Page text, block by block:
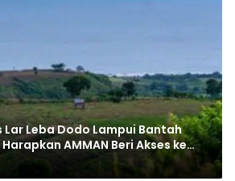
Leba Dodo Lampui Bantah
AMMAN Beri Akses ke